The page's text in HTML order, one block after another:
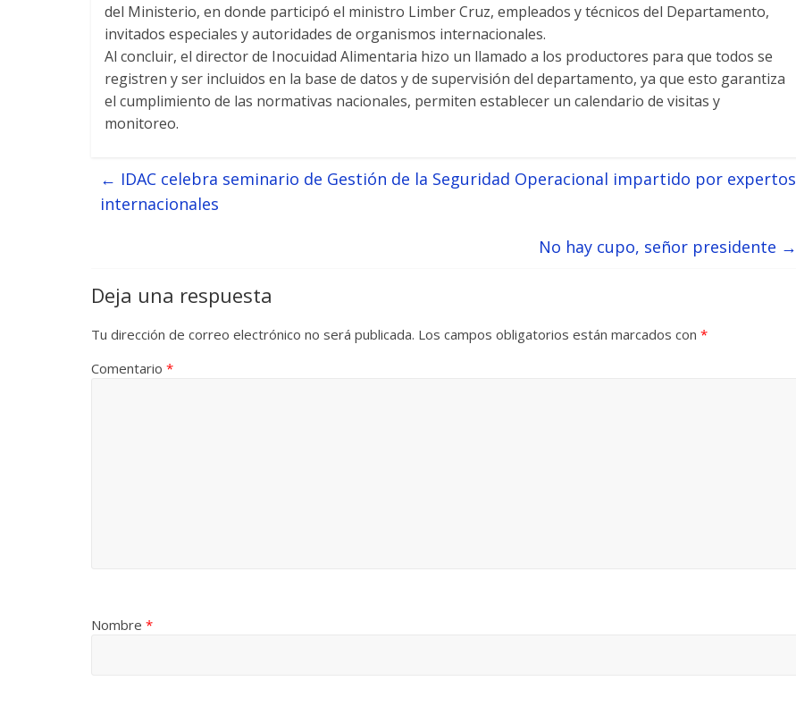
del Ministerio, en donde participó el ministro Limber Cruz, empleados y técnicos del Departamento,
invitados especiales y autoridades de organismos internacionales.
Al concluir, el director de Inocuidad Alimentaria hizo un llamado a los productores para que todos se
registren y ser incluidos en la base de datos y de supervisión del departamento, ya que esto garantiza
el cumplimiento de las normativas nacionales, permiten establecer un calendario de visitas y
monitoreo.
← IDAC celebra seminario de Gestión de la Seguridad Operacional impartido por expertos
internacionales
No hay cupo, señor presidente →
Deja una respuesta
Tu dirección de correo electrónico no será publicada. Los campos obligatorios están marcados con *
Comentario *
Nombre *